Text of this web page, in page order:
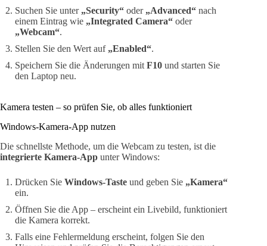
Suchen Sie unter „Security“ oder „Advanced“ nach
einem Eintrag wie „Integrated Camera“ oder
„Webcam“.
Stellen Sie den Wert auf „Enabled“.
Speichern Sie die Änderungen mit F10 und starten Sie
den Laptop neu.
Kamera testen – so prüfen Sie, ob alles funktioniert
Windows-Kamera-App nutzen
Die schnellste Methode, um die Webcam zu testen, ist die
integrierte Kamera-App unter Windows:
Drücken Sie Windows-Taste und geben Sie „Kamera“
ein.
Öffnen Sie die App – erscheint ein Livebild, funktioniert
die Kamera korrekt.
Falls eine Fehlermeldung erscheint, folgen Sie den